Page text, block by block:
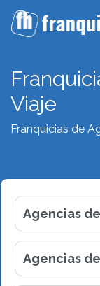
Viaje
Franquicias de